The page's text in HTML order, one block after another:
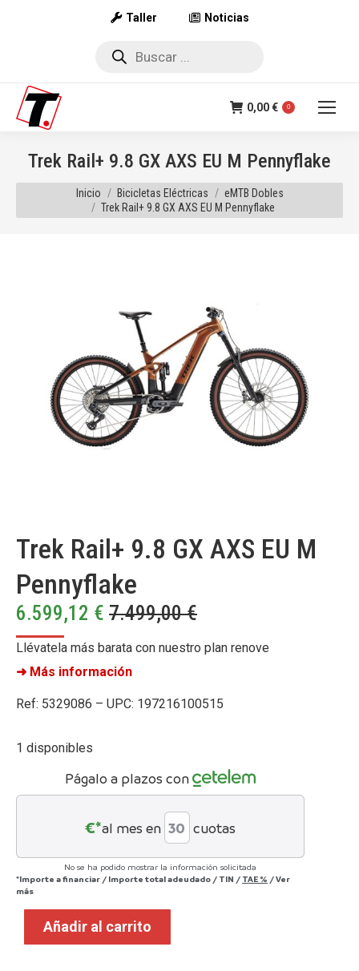
Taller Noticias
Búsqueda
0,00€ 0
Trek Rail+ 9.8 GX AXS EU M Pennyflake
Estás aquí:
Inicio Bicicletas Eléctricas
eMTB Dobles
Trek Rail+ 9.8 GX AXS EU M Pennyflake
Trek Rail+ 9.8 GX AXS EU M
Pennyflake
6.599,12 € 7.499,00€
Llévatela más barata con nuestro plan renove
➜ Más información
Ref: 5329086 – UPC: 197216100515
1 disponibles
Págalo a plazos con
€*al mes en cuotas
No se ha podido mostrar la información solicitada
*Importe a financiar / Importe total adeudado / TIN / TAE % /Ver
más
Añadir al carrito